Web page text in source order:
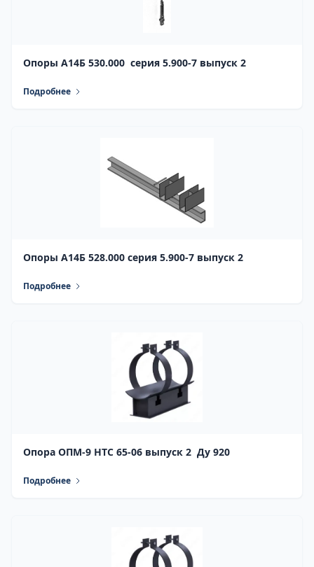
Опоры А14Б 530.000 серия 5.900-7 выпуск 2
Подробнее
Опоры А14Б 528.000 серия 5.900-7 выпуск 2
Подробнее
Опора ОПМ-9 НТС 65-06 выпуск 2 Ду 920
Подробнее